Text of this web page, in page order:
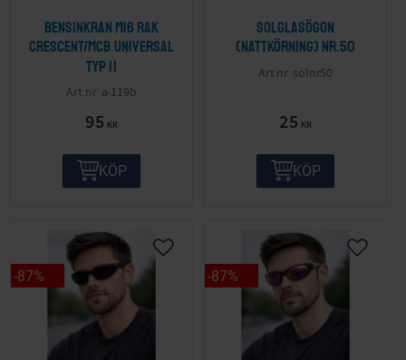
Bensinkran M16 Rak
Crescent/MCB Universal
Typ II
a-119b
95 KR
KÖP
Solglasögon
(nattkörning) nr.50
solnr50
25 KR
KÖP
87% 87%